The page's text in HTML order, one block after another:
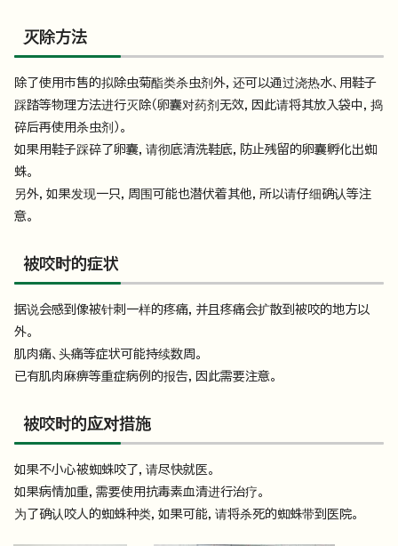
灭除方法
除了使用市售的拟除虫菊酯类杀虫剂外，还可以通过浇热水、用鞋子
踩踏等物理方法进行灭除（卵囊对药剂无效，因此请将其放入袋中，捣
碎后再使用杀虫剂）。
如果用鞋子踩碎了卵囊，请彻底清洗鞋底，防止残留的卵囊孵化出蜘
蛛。
另外，如果发现一只，周围可能也潜伏着其他，所以请仔细确认等注
意。
被咬时的症状
据说会感到像被针刺一样的疼痛，并且疼痛会扩散到被咬的地方以
外。
肌肉痛、头痛等症状可能持续数周。
已有肌肉麻痹等重症病例的报告，因此需要注意。
被咬时的应对措施
如果不小心被蜘蛛咬了，请尽快就医。
如果病情加重，需要使用抗毒素血清进行治疗。
为了确认咬人的蜘蛛种类，如果可能，请将杀死的蜘蛛带到医院。